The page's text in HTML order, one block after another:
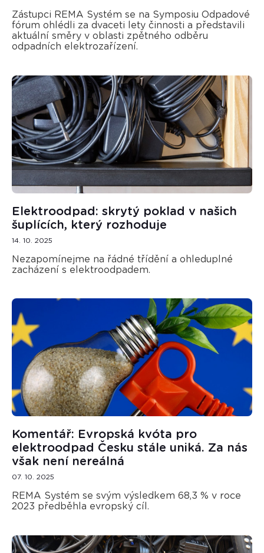
Zástupci REMA Systém se na Symposiu Odpadové
fórum ohlédli za dvaceti lety činnosti a představili
aktuální směry v oblasti zpětného odběru
odpadních elektrozařízení.
Elektroodpad: skrytý poklad v našich
šuplících, který rozhoduje
14. 10. 2025
Nezapomínejme na řádné třídění a ohleduplné
zacházení s elektroodpadem.
Komentář: Evropská kvóta pro
elektroodpad Česku stále uniká. Za nás
však není nereálná
07. 10. 2025
REMA Systém se svým výsledkem 68,3 % v roce
2023 předběhla evropský cíl.